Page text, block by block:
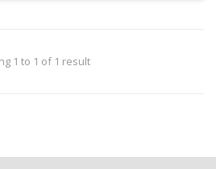
1 to 1 of 1 result